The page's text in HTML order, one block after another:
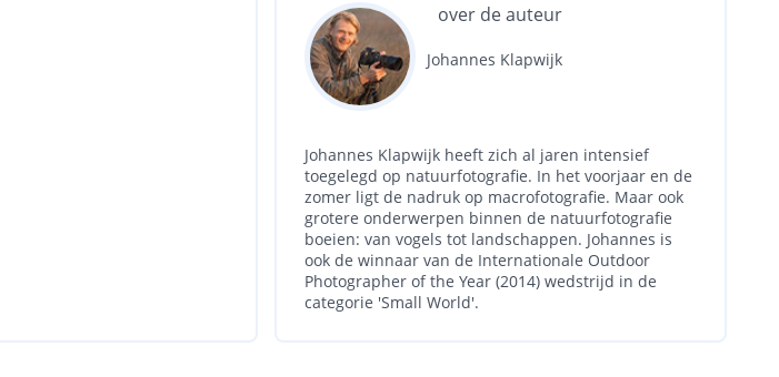
over de auteur
Johannes Klapwijk
Johannes Klapwijk heeft zich al jaren intensief
toegelegd op natuurfotografie. In het voorjaar en de
zomer ligt de nadruk op macrofotografie. Maar ook
grotere onderwerpen binnen de natuurfotografie
boeien: van vogels tot landschappen. Johannes is
ook de winnaar van de Internationale Outdoor
Photographer of the Year (2014) wedstrijd in de
categorie 'Small World'.